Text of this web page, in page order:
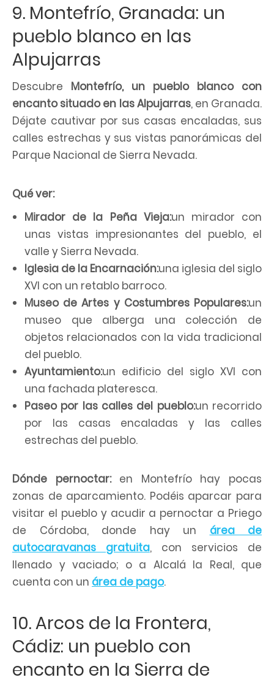
9. Montefrío, Granada: un
pueblo blanco en las
Alpujarras
Descubre Montefrío, un pueblo blanco con
encanto situado en las Alpujarras, en Granada.
Déjate cautivar por sus casas encaladas, sus
calles estrechas y sus vistas panorámicas del
Parque Nacional de Sierra Nevada.
Qué ver:
Mirador de la Peña Vieja:un mirador con
unas vistas impresionantes del pueblo, el
valle y Sierra Nevada.
Iglesia de la Encarnación:una iglesia del siglo
XVI con un retablo barroco.
Museo de Artes y Costumbres Populares:un
museo que alberga una colección de
objetos relacionados con la vida tradicional
del pueblo.
Ayuntamiento:un edificio del siglo XVI con
una fachada plateresca.
Paseo por las calles del pueblo:un recorrido
por las casas encaladas y las calles
estrechas del pueblo.
Dónde pernoctar:en Montefrío hay pocas
zonas de aparcamiento. Podéis aparcar para
visitar el pueblo y acudir a pernoctar a Priego
de Córdoba, donde hay un área de
autocaravanas gratuita, con servicios de
llenado y vaciado; o a Alcalá la Real, que
cuenta con un área de pago.
10. Arcos de la Frontera,
Cádiz: un pueblo con
encanto en la Sierra de